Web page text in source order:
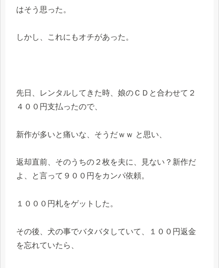
はそう思った。
しかし、これにもオチがあった。
先日、レンタルしてきた時、娘のＣＤと合わせて２
４００円支払ったので、
新作が多いと痛いな、そうだｗｗ と思い、
返却直前、そのうちの２枚を夫に、見ない？新作だ
よ、と言って９００円をカンパ依頼。
１０００円札をゲットした。
その後、犬の事でバタバタしていて、１００円返金
を忘れていたら、